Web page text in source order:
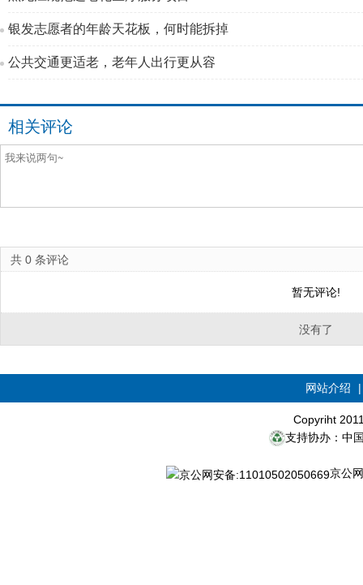
银发志愿者的年龄天花板，何时能拆掉
公共交通更适老，老年人出行更从容
相关评论
共 0 条评论
暂无评论!
没有了
网站介绍
Copyriht
支持协办：中
京公